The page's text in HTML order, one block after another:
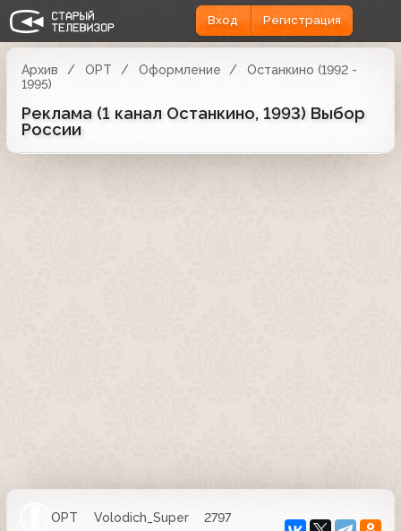
Вход Регистрация
Архив ОРТ Оформление
Останкино (1992 -
1995)
Реклама (1 канал Останкино, 1993) Выбор
России
ОРТ Volodich_Super
2797